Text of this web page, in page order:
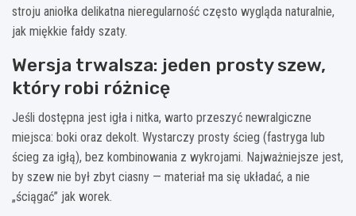
stroju aniołka delikatna nieregularność często wygląda naturalnie,
jak miękkie fałdy szaty.
Wersja trwalsza: jeden prosty szew,
który robi różnicę
Jeśli dostępna jest igła i nitka, warto przeszyć newralgiczne
miejsca: boki oraz dekolt. Wystarczy prosty ścieg (fastryga lub
ścieg za igłą), bez kombinowania z wykrojami. Najważniejsze jest,
by szew nie był zbyt ciasny — materiał ma się układać, a nie
„ściągać” jak worek.